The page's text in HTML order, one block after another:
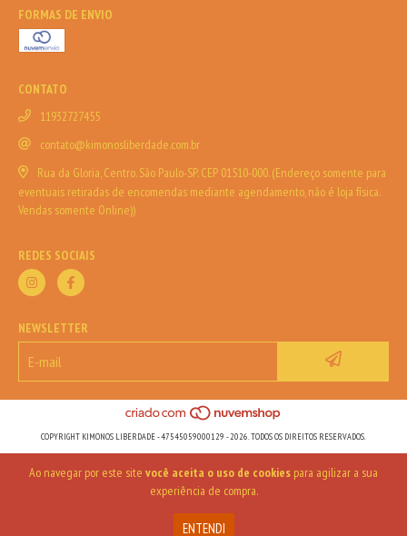
Ao navegar por este site você aceita o uso de cookies para agilizar a sua
experiência de compra.
ENTENDI
FORMAS DE ENVIO
CONTATO
11932727455
contato@kimonosliberdade.com.br
Rua da Gloria, Centro. São Paulo-SP. CEP 01510-000. (Endereço somente para
eventuais retiradas de encomendas mediante agendamento, não é loja física.
Vendas somente Online))
REDES SOCIAIS
NEWSLETTER
COPYRIGHT KIMONOS LIBERDADE - 47545059000129 - 2026. TODOS OS DIREITOS RESERVADOS.